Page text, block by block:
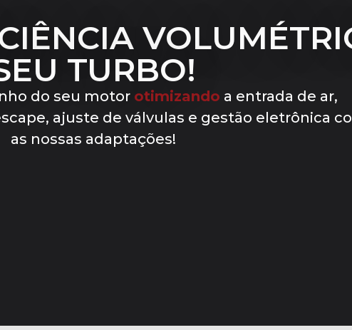
TURBO!
do seu motor otimizando a entrada de ar,
ajuste de válvulas e gestão eletrônica
as nossas adaptações!